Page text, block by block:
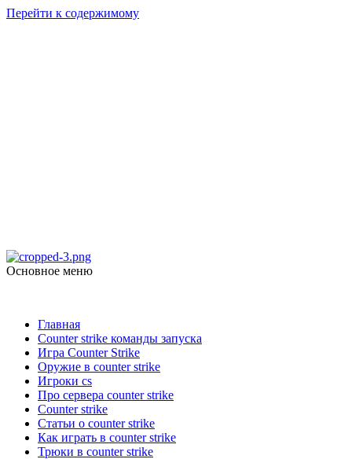
Перейти к содержимому
Основное меню
Главная
Counter strike команды запуска
Игра Counter Strike
Оружие в counter strike
Игроки cs
Про сервера counter strike
Counter strike
Статьи о counter strike
Как играть в counter strike
Трюки в counter strike